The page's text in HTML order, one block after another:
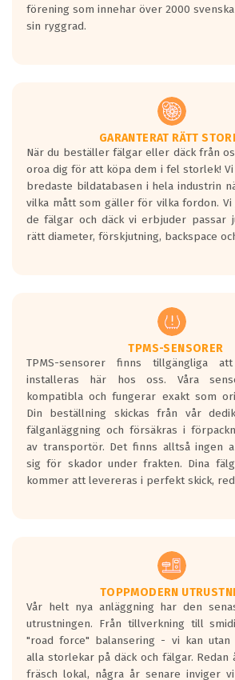
förening som innehar över 2000
sin ryggrad.
GARANTERAT RÄTT
När du beställer fälgar eller däck från
oroa dig för att köpa dem i fel storlek!
bredaste bildatabasen i hela industrin
vilka mått som gäller för vilka fordon.
de fälgar och däck vi erbjuder
rätt diameter, förskjutning, backspace
TPMS-SENSORER
TPMS-sensorer finns tillgängliga
installeras här hos oss. Våra
kompatibla och fungerar exakt som
Din beställning skickas från vår
fälganläggning och försäkras i
av transportör. Det finns alltså ingen
sig för skador under frakten. Dina
kommer att levereras i perfekt skick,
TOPPMODERN
Vår helt nya anläggning har den
utrustningen. Från tillverkning till
"road force" balansering - vi kan
alla storlekar på däck och fälgar. Redan
fräsch lokal, några år senare inviger